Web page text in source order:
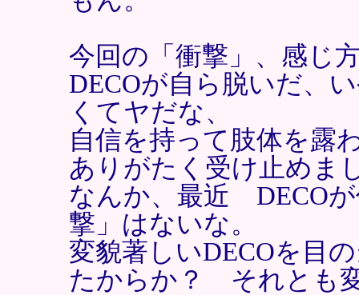
今回の「衝撃」、感じ
DECOが自ら脱いだ、
くてヤだな、
自信を持って肢体を露
ありがたく受け止めま
なんか、最近 DECO
撃」はないな。
変貌著しいDECOを目
たからか？ それとも